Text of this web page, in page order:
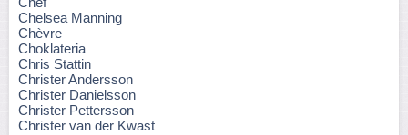
Chelsea Manning
Chèvre
Choklateria
Chris Stattin
Christer Andersson
Christer Danielsson
Christer Pettersson
Christer van der Kwast